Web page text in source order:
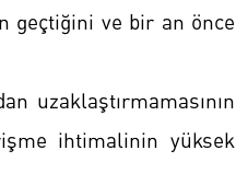
geçtiğini ve bir an önce
uzaklaştırmamasının
ihtimalinin yüksek